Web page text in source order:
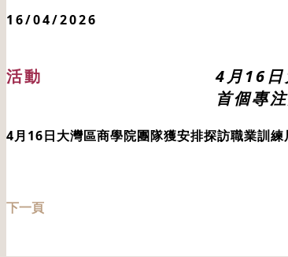
16/04/2026
活動
4月16日
首個專
4月16日大灣區商學院團隊獲安排探訪職業訓
下一頁